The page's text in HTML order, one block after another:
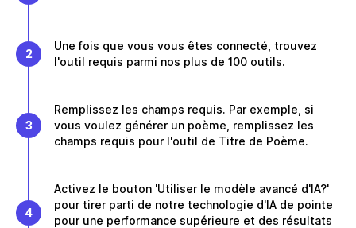
2
Une fois que vous vous êtes connecté, trouvez
l'outil requis parmi nos plus de 100 outils.
3
Remplissez les champs requis. Par exemple, si
vous voulez générer un poème, remplissez les
champs requis pour l'outil de Titre de Poème.
4
Activez le bouton 'Utiliser le modèle avancé d'IA?'
pour tirer parti de notre technologie d'IA de pointe
pour une performance supérieure et des résultats